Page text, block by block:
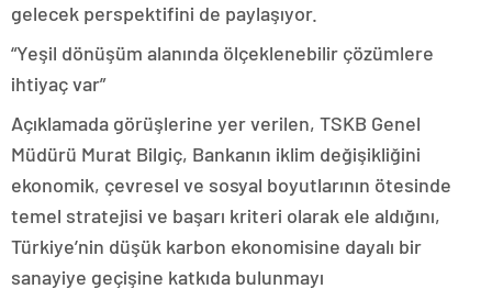
gelecek perspektifini de paylaşıyor.
“Yeşil dönüşüm alanında ölçeklenebilir çözümlere
ihtiyaç var”
Açıklamada görüşlerine yer verilen, TSKB Genel
Müdürü Murat Bilgiç, Bankanın iklim değişikliğini
ekonomik, çevresel ve sosyal boyutlarının ötesinde
temel stratejisi ve başarı kriteri olarak ele aldığını,
Türkiye’nin düşük karbon ekonomisine dayalı bir
sanayiye geçişine katkıda bulunmayı